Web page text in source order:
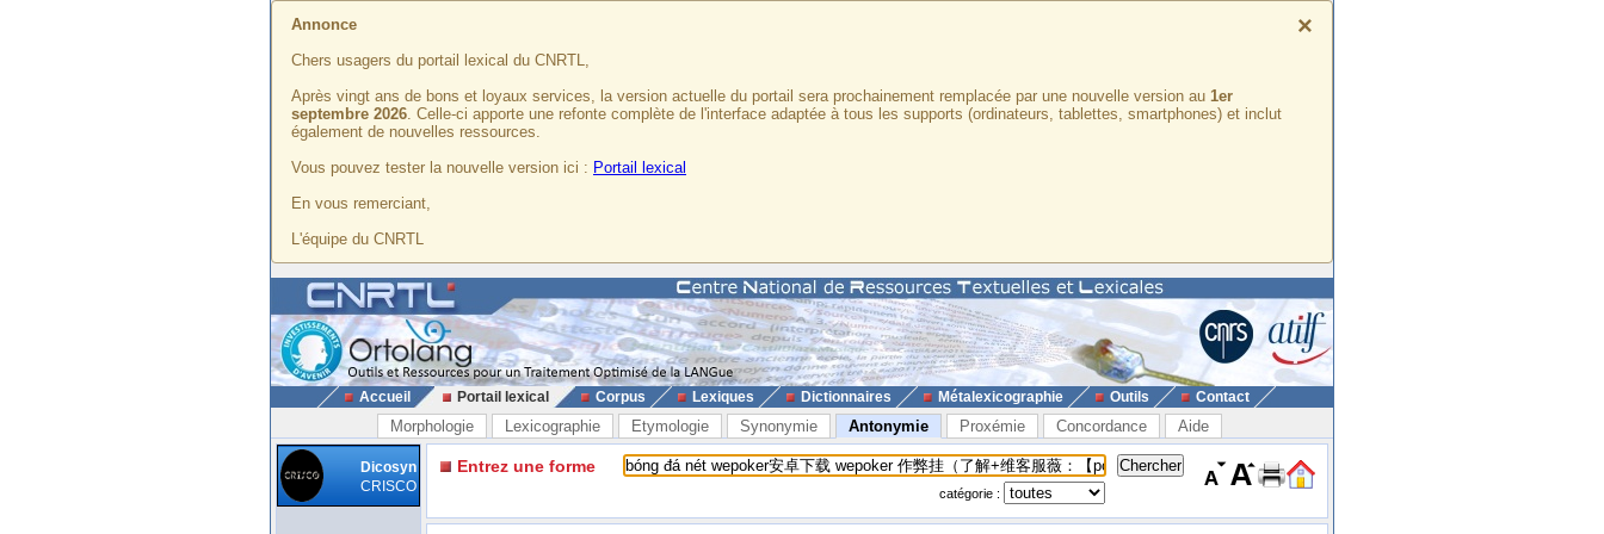
×
Annonce
Chers usagers du portail lexical du CNRTL,
Après vingt ans de bons et loyaux services, la version actuelle du portail sera prochainement remplacée par une nouvelle version au 1er
septembre 2026. Celle-ci apporte une refonte complète de l'interface adaptée à tous les supports (ordinateurs, tablettes, smartphones) et inclut
également de nouvelles ressources.
Vous pouvez tester la nouvelle version ici : Portail lexical
En vous remerciant,
L'équipe du CNRTL
Accueil Portail lexical Corpus Lexiques Dictionnaires Métalexicographie Outils Contact
Morphologie Lexicographie Etymologie Synonymie Antonymie Proxémie Concordance Aide
Dicosyn
CRISCO
Entrez une forme
catégorie :